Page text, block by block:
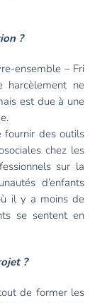
?
ensemble – Fri
harcèlement ne
est due à une
fournir des outils
chez les
sur la
d’enfants
il y a moins de
se sentent en
?
de former les